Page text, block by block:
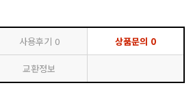
사용후기 0 상품문의 0
교환정보